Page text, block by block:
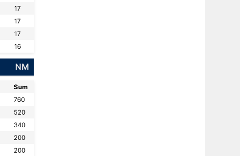
17
17
17
16
NM
Sum
760
520
340
200
200